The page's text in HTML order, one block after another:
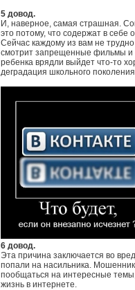
5 довод.
И, наверное, самая страшная.
это потому, что содержат в себе
Сейчас каждому из вам не
смотрит запрещенные фильмы и
ребенка врядли выйдет что-то
деградация школьного
6 довод.
Эта причина заключается во
попали на насильника.
пообщаться на интересные
жизнь в интернете.